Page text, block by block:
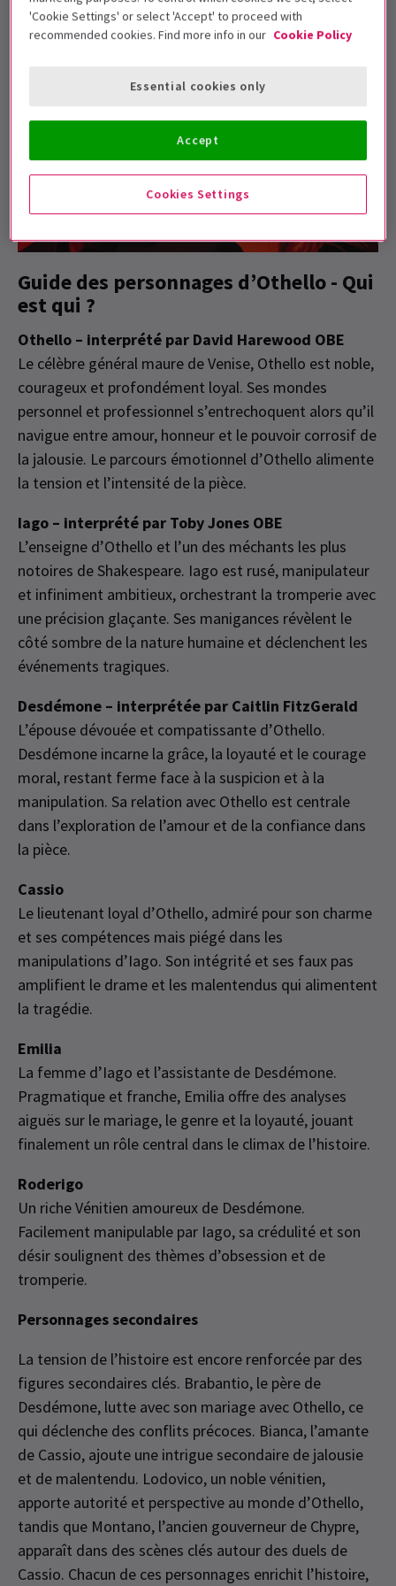
Voici un guide des personnages principaux, donné vie
par ce casting de stars.
Guide des personnages d’Othello - Qui
est qui ?
Othello – interprété par David Harewood OBE
Le célèbre général maure de Venise, Othello est noble,
courageux et profondément loyal. Ses mondes
personnel et professionnel s’entrechoquent alors qu’il
navigue entre amour, honneur et le pouvoir corrosif de
la jalousie. Le parcours émotionnel d’Othello alimente
la tension et l’intensité de la pièce.
Iago – interprété par Toby Jones OBE
L’enseigne d’Othello et l’un des méchants les plus
notoires de Shakespeare. Iago est rusé, manipulateur
et infiniment ambitieux, orchestrant la tromperie avec
une précision glaçante. Ses manigances révèlent le
côté sombre de la nature humaine et déclenchent les
événements tragiques.
Desdémone – interprétée par Caitlin FitzGerald
L’épouse dévouée et compatissante d’Othello.
Desdémone incarne la grâce, la loyauté et le courage
moral, restant ferme face à la suspicion et à la
manipulation. Sa relation avec Othello est centrale
dans l’exploration de l’amour et de la confiance dans
la pièce.
Cassio
Le lieutenant loyal d’Othello, admiré pour son charme
et ses compétences mais piégé dans les
manipulations d’Iago. Son intégrité et ses faux pas
amplifient le drame et les malentendus qui alimentent
la tragédie.
Emilia
La femme d’Iago et l’assistante de Desdémone.
Pragmatique et franche, Emilia offre des analyses
aiguës sur le mariage, le genre et la loyauté, jouant
finalement un rôle central dans le climax de l’histoire.
Roderigo
Un riche Vénitien amoureux de Desdémone.
Facilement manipulable par Iago, sa crédulité et son
désir soulignent des thèmes d’obsession et de
tromperie.
Personnages secondaires
La tension de l’histoire est encore renforcée par des
figures secondaires clés. Brabantio, le père de
Desdémone, lutte avec son mariage avec Othello, ce
qui déclenche des conflits précoces. Bianca, l’amante
de Cassio, ajoute une intrigue secondaire de jalousie
et de malentendu. Lodovico, un noble vénitien,
apporte autorité et perspective au monde d’Othello,
tandis que Montano, l’ancien gouverneur de Chypre,
apparaît dans des scènes clés autour des duels de
Cassio. Chacun de ces personnages enrichit l’histoire,
'Cookie Settings' or select 'Accept' to proceed with
recommended cookies. Find more info in our Cookie Policy
Cookies Settings
Essential cookies only
Accept